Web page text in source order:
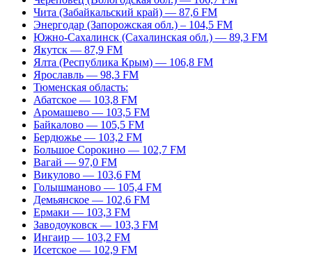
Чита (Забайкальский край) — 87,6 FM
Энергодар (Запорожская обл.) – 104,5 FM
Южно-Сахалинск (Сахалинская обл.) — 89,3 FM
Якутск — 87,9 FM
Ялта (Республика Крым) — 106,8 FM
Ярославль — 98,3 FM
Тюменская область:
Абатское — 103,8 FM
Аромашево — 103,5 FM
Байкалово — 105,5 FM
Бердюжье — 103,2 FM
Большое Сорокино — 102,7 FM
Вагай — 97,0 FM
Викулово — 103,6 FM
Голышманово — 105,4 FM
Демьянское — 102,6 FM
Ермаки — 103,3 FM
Заводоуковск — 103,3 FM
Ингаир — 103,2 FM
Исетское — 102,9 FM